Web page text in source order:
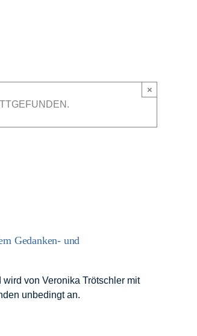
×
Gedanken- und
von Veronika Trötschler mit
unbedingt an.